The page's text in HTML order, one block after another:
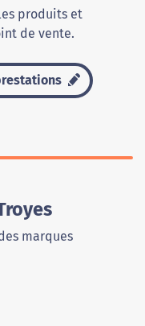
produits et
de vente.
marques